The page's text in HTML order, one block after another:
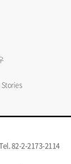
Stories
82-2-2173-2114